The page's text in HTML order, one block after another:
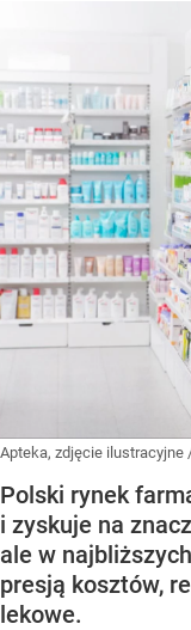
Apteka, zdjęcie ilustracyjne
Polski rynek
i zyskuje na
ale w
presją kosztów,
lekowe.